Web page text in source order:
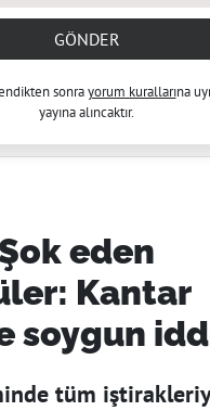
GÖNDER
sonrayorum kurallarına
yayına alıncaktır.
eden
Kantar
soygun
tüm